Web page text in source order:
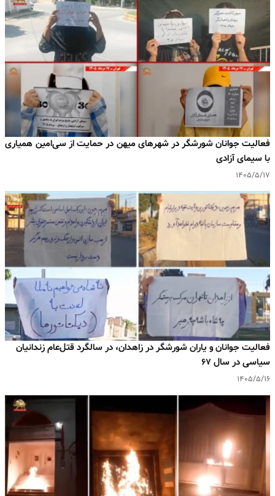
فعالیت جوانان شورشگر در شهرهای میهن در حمایت از سی‌امین همیاری
با سیمای آزادی
۱۴۰۵/۵/۱۷
فعالیت جوانان و یاران شورشگر در زاهدان، در سالگرد قتل‌عام زندانیان
سیاسی در سال ۶۷
۱۴۰۵/۵/۱۶